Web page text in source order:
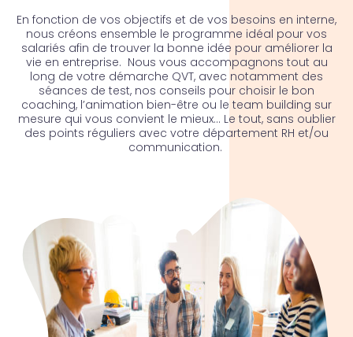
En fonction de vos objectifs et de vos besoins en interne,
nous créons ensemble le programme idéal pour vos
salariés afin de trouver la bonne idée pour améliorer la
vie en entreprise. Nous vous accompagnons tout au
long de votre démarche QVT, avec notamment des
séances de test, nos conseils pour choisir le bon
coaching, l’animation bien-être ou le team building sur
mesure qui vous convient le mieux… Le tout, sans oublier
des points réguliers avec votre département RH et/ou
communication.